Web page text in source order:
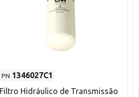
PN 1346027C1
Filtro Hidráulico de Transmissão